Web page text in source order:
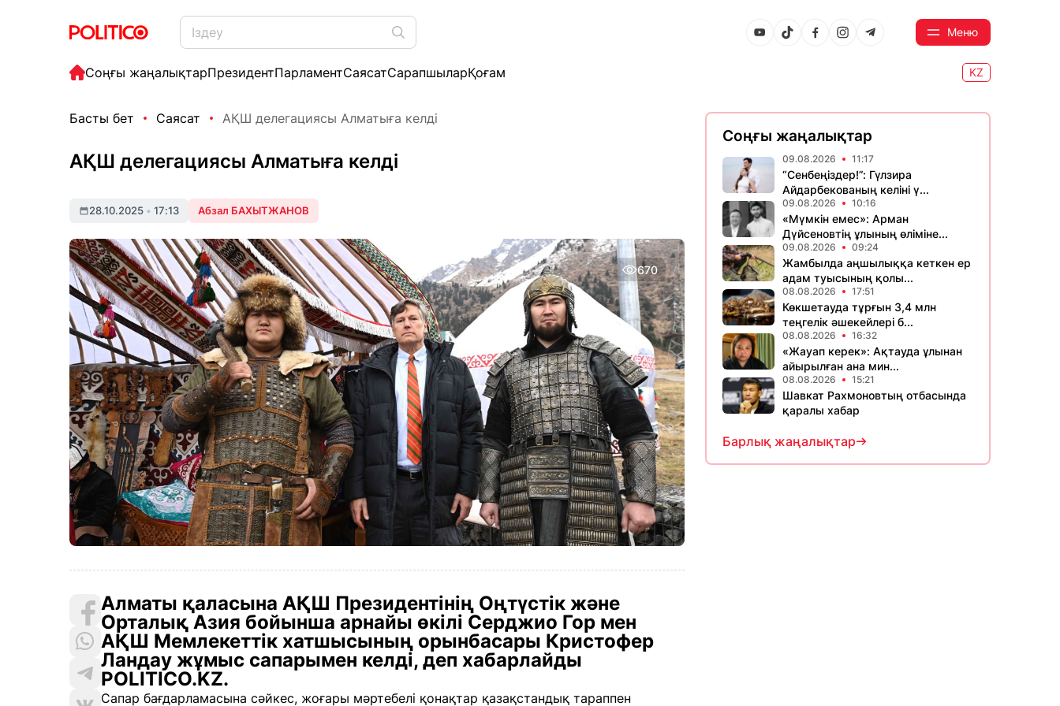
Меню
Соңғы жаңалықтарПрезидентПарламентСаясатСарапшыларҚоғам KZ
Басты бет Саясат АҚШ делегациясы Алматыға келді
АҚШ делегациясы Алматыға келді
28.10.2025 • 17:13 Абзал БАХЫТЖАНОВ
670
Алматы қаласына АҚШ Президентінің Оңтүстік және
Орталық Азия бойынша арнайы өкілі Серджио Гор мен
АҚШ Мемлекеттік хатшысының орынбасары Кристофер
Ландау жұмыс сапарымен келді, деп хабарлайды
POLITICO.KZ.
Сапар бағдарламасына сәйкес, жоғары мәртебелі қонақтар қазақстандық тараппен
Соңғы жаңалықтар
09.08.2026 11:17
“Сенбеңіздер!”: Гүлзира
Айдарбекованың келіні ү...
09.08.2026 10:16
«Мүмкін емес»: Арман
Дүйсеновтің ұлының өліміне...
09.08.2026 09:24
Жамбылда аңшылыққа кеткен ер
адам туысының қолы...
08.08.2026 17:51
Көкшетауда тұрғын 3,4 млн
теңгелік әшекейлері б...
08.08.2026 16:32
«Жауап керек»: Ақтауда ұлынан
айырылған ана мин...
08.08.2026 15:21
Шавкат Рахмоновтың отбасында
қаралы хабар
Барлық жаңалықтар